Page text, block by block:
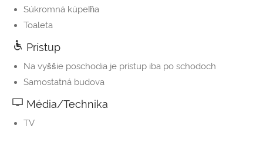
Súkromná kúpeľňa
Toaleta
Prístup
Na vyššie poschodia je prístup iba po schodoch
Samostatná budova
Média/Technika
TV